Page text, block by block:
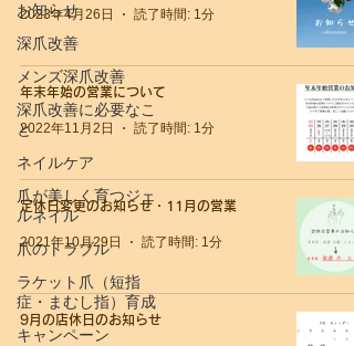
お知らせ
深爪改善
メンズ深爪改善
深爪改善に必要なこ
と
ネイルケア
爪が美しく育つジェ
ルネイル
爪のトラブル
ラケット爪（短指
症・まむし指）育成
キャンペーン
2023年4月26日 読了時間: 1分
年末年始の営業について
2022年11月2日 読了時間: 1分
定休日変更のお知らせ・11月の営業
2021年10月29日 読了時間: 1分
9月の店休日のお知らせ